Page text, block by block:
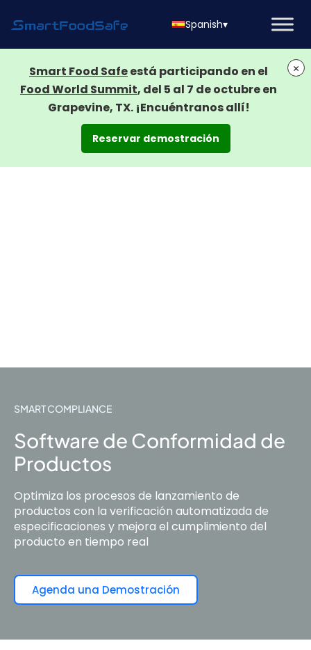
Spanish▾
Smart Food Safeestá participando en el
Food World Summit, del 5 al 7 de octubre en
Grapevine, TX. ¡Encuéntranos allí!
Reservar demostración
×
SMART COMPLIANCE
Software de Conformidad de
Productos
Optimiza los procesos de lanzamiento de
productos con la verificación automatizada de
especificaciones y mejora el cumplimiento del
producto en tiempo real
Agenda una Demostración